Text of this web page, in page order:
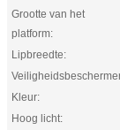
Grootte van het
platform:
Lipbreedte:
Kleur:
Hoog licht: